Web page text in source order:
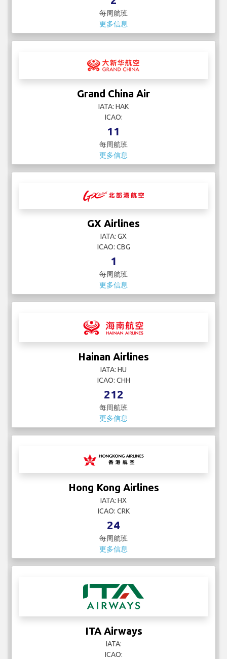
每周航班
更多信息
Grand China Air
IATA: HAK
ICAO:
11
每周航班
更多信息
GX Airlines
IATA: GX
ICAO: CBG
1
每周航班
更多信息
Hainan Airlines
IATA: HU
ICAO: CHH
212
每周航班
更多信息
Hong Kong Airlines
IATA: HX
ICAO: CRK
24
每周航班
更多信息
ITA Airways
IATA:
ICAO: